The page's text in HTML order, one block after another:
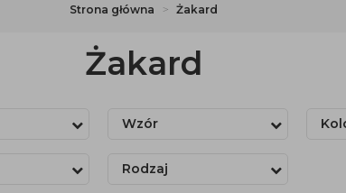
Strona główna Żakard
Żakard
Wzór
Rodzaj